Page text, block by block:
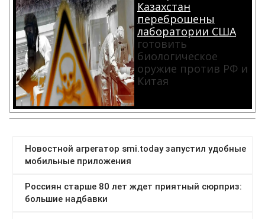
Казахстан
переброшены
лаборатории США
готовить
биологическое
оружие против РФ и
Китая